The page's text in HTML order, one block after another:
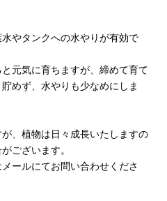
やタンクへの水やりが有効で
元気に育ちますが、締めて育て
めず、水やりも少なめにしま
、植物は日々成長いたしますの
ございます。
ールにてお問い合わせくださ